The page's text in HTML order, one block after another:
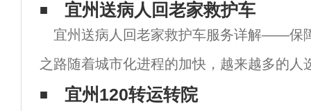
是指将病人从一个省份的医院转运到另一个
进一步治疗。这种转院方式通常发生在患者
宜州送病人回老家救护车
宜州送病人回老家救护车服务详解——保
之路随着城市化进程的加快，越来越多的人
充满机会的城市生活和工作。然而，在繁忙
宜州120转运转院